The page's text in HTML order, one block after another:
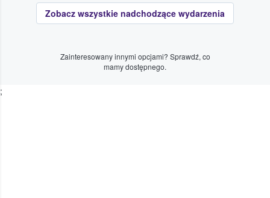
Zobacz wszystkie nadchodzące wydarzenia
Zainteresowany innymi opcjami? Sprawdź, co
mamy dostępnego.
;